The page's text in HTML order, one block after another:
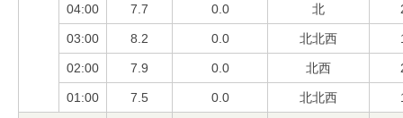
04:00 7.7 0.0 北
03:00 8.2 0.0 北北西
02:00 7.9 0.0 北西
01:00 7.5 0.0 北北西